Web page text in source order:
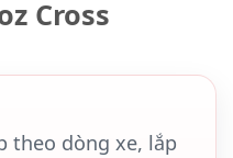
Cross
theo dòng xe, lắp